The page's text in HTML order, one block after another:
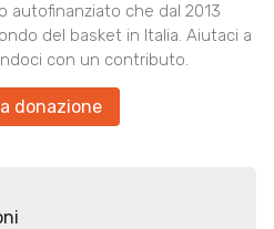
autofinanziato che dal 2013
del basket in Italia. Aiutaci a
con un contributo.
donazione